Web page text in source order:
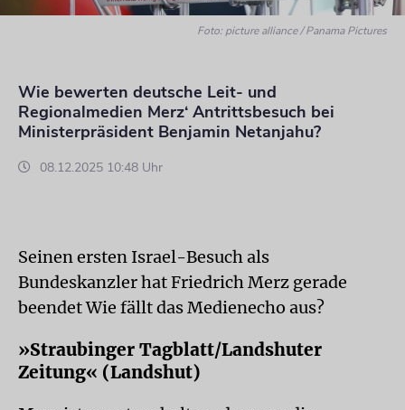
Foto: picture alliance / Panama Pictures
Wie bewerten deutsche Leit- und
Regionalmedien Merz‘ Antrittsbesuch bei
Ministerpräsident Benjamin Netanjahu?
08.12.2025 10:48 Uhr
Seinen ersten Israel-Besuch als
Bundeskanzler hat Friedrich Merz gerade
beendet Wie fällt das Medienecho aus?
»Straubinger Tagblatt/Landshuter
Zeitung« (Landshut)